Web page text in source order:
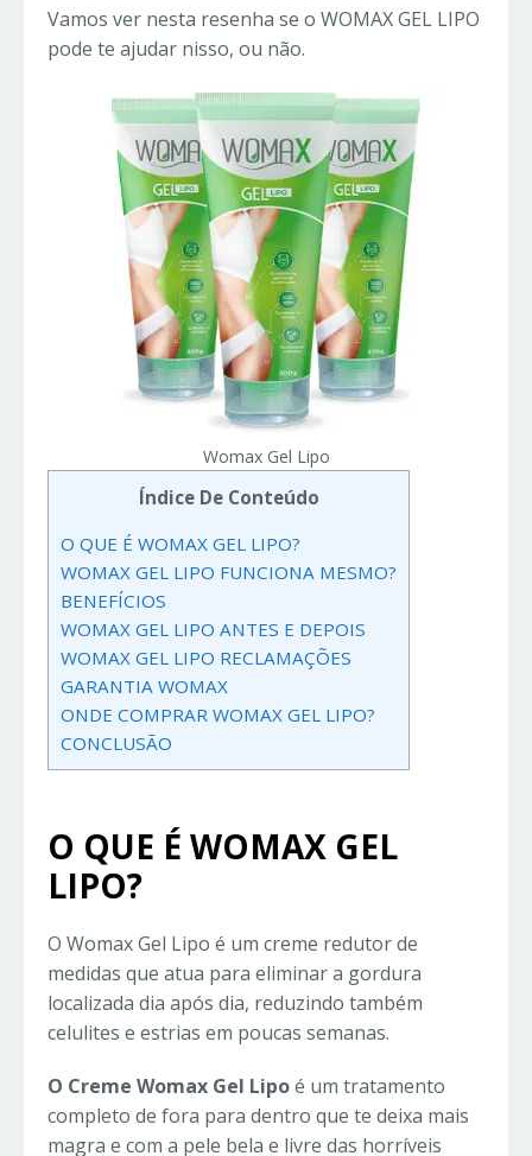
Vamos ver nesta resenha se o WOMAX GEL LIPO
pode te ajudar nisso, ou não.
Womax Gel Lipo
Índice De Conteúdo
O QUE É WOMAX GEL LIPO?
WOMAX GEL LIPO FUNCIONA MESMO?
BENEFÍCIOS
WOMAX GEL LIPO ANTES E DEPOIS
WOMAX GEL LIPO RECLAMAÇÕES
GARANTIA WOMAX
ONDE COMPRAR WOMAX GEL LIPO?
CONCLUSÃO
O QUE É WOMAX GEL
LIPO?
O Womax Gel Lipo é um creme redutor de
medidas que atua para eliminar a gordura
localizada dia após dia, reduzindo também
celulites e estrias em poucas semanas.
O Creme Womax Gel Lipoé um tratamento
completo de fora para dentro que te deixa mais
magra e com a pele bela e livre das horríveis